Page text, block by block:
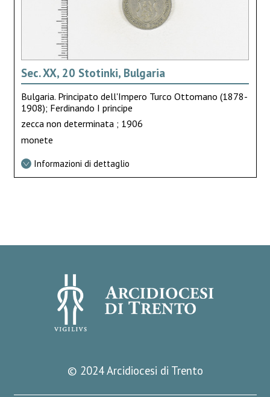
Sec. XX, 20 Stotinki, Bulgaria
Bulgaria. Principato dell'Impero Turco Ottomano (1878-
1908); Ferdinando I principe
zecca non determinata ; 1906
monete
Informazioni di dettaglio
© 2024 Arcidiocesi di Trento